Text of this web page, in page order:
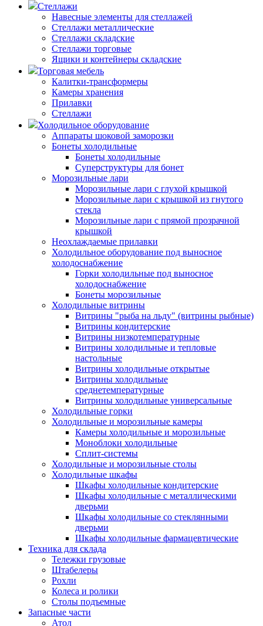
Стеллажи
Навесные элементы для стеллажей
Стеллажи металлические
Стеллажи складские
Стеллажи торговые
Ящики и контейнеры складские
Торговая мебель
Калитки-трансформеры
Камеры хранения
Прилавки
Стеллажи
Холодильное оборудование
Аппараты шоковой заморозки
Бонеты холодильные
Бонеты холодильные
Суперструктуры для бонет
Морозильные лари
Морозильные лари с глухой крышкой
Морозильные лари с крышкой из гнутого
стекла
Морозильные лари с прямой прозрачной
крышкой
Неохлаждаемые прилавки
Холодильное оборудование под выносное
холодоснабжение
Горки холодильные под выносное
холодоснабжение
Бонеты морозильные
Холодильные витрины
Витрины "рыба на льду" (витрины рыбные)
Витрины кондитерские
Витрины низкотемпературные
Витрины холодильные и тепловые
настольные
Витрины холодильные открытые
Витрины холодильные
среднетемпературные
Витрины холодильные универсальные
Холодильные горки
Холодильные и морозильные камеры
Камеры холодильные и морозильные
Моноблоки холодильные
Сплит-системы
Холодильные и морозильные столы
Холодильные шкафы
Шкафы холодильные кондитерские
Шкафы холодильные с металлическими
дверьми
Шкафы холодильные со стеклянными
дверьми
Шкафы холодильные фармацевтические
Техника для склада
Тележки грузовые
Штабелеры
Рохли
Колеса и ролики
Столы подъемные
Запасные части
Атол